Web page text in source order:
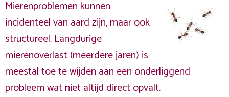
Mierenproblemen kunnen
incidenteel van aard zijn, maar ook
structureel. Langdurige
mierenoverlast (meerdere jaren) is
meestal toe te wijden aan een onderliggend
probleem wat niet altijd direct opvalt.